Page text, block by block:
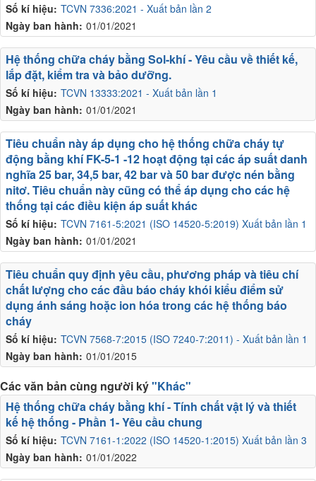
Số kí hiệu: TCVN 7336:2021 - Xuất bản lần 2
Ngày ban hành: 01/01/2021
Số kí hiệu: TCVN 13333:2021 - Xuất bản lần 1
Ngày ban hành: 01/01/2021
Hệ thống chữa cháy bằng Sol-khí - Yêu cầu về thiết kế,
lắp đặt, kiểm tra và bảo dưỡng.
Số kí hiệu: TCVN 7161-5:2021 (ISO 14520-5:2019) Xuất bản lần 1
Ngày ban hành: 01/01/2021
Tiêu chuẩn này áp dụng cho hệ thống chữa cháy tự
động bằng khí FK-5-1 -12 hoạt động tại các áp suất danh
nghĩa 25 bar, 34,5 bar, 42 bar và 50 bar được nén bằng
nitơ. Tiêu chuẩn này cũng có thể áp dụng cho các hệ
thống tại các điều kiện áp suất khác
Số kí hiệu: TCVN 7568-7:2015 (ISO 7240-7:2011) - Xuất bản lần 1
Ngày ban hành: 01/01/2015
Tiêu chuẩn quy định yêu cầu, phương pháp và tiêu chí
chất lượng cho các đầu báo cháy khói kiểu điểm sử
dụng ánh sáng hoặc ion hóa trong các hệ thống báo
cháy
Các văn bản cùng người ký"Khác"
Số kí hiệu: TCVN 7161-1:2022 (ISO 14520-1:2015) Xuất bản lần 3
Ngày ban hành: 01/01/2022
Hệ thống chữa cháy bằng khí - Tính chất vật lý và thiết
kế hệ thống - Phần 1- Yêu cầu chung